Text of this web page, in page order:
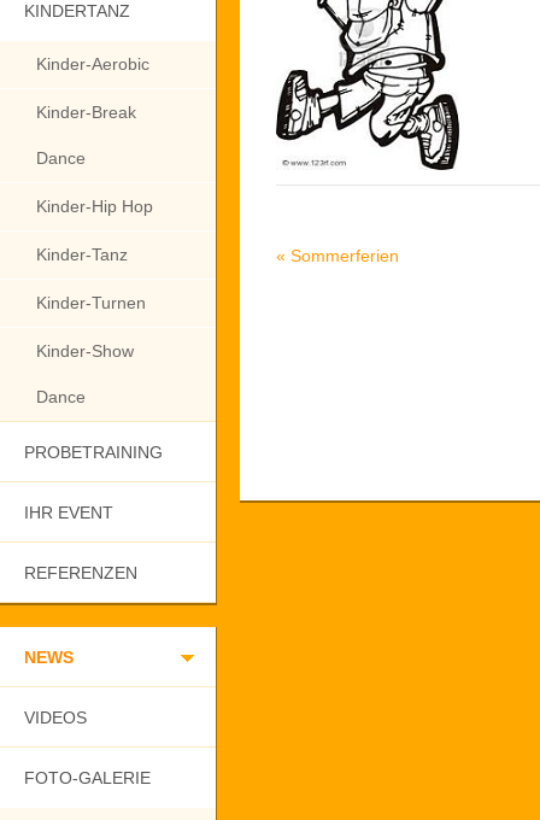
KINDERTANZ
Kinder-Aerobic
Kinder-Break
Dance
Kinder-Hip Hop
Kinder-Tanz
Kinder-Turnen
Kinder-Show
Dance
PROBETRAINING
IHR EVENT
REFERENZEN
NEWS
VIDEOS
FOTO-GALERIE
« Sommerferien